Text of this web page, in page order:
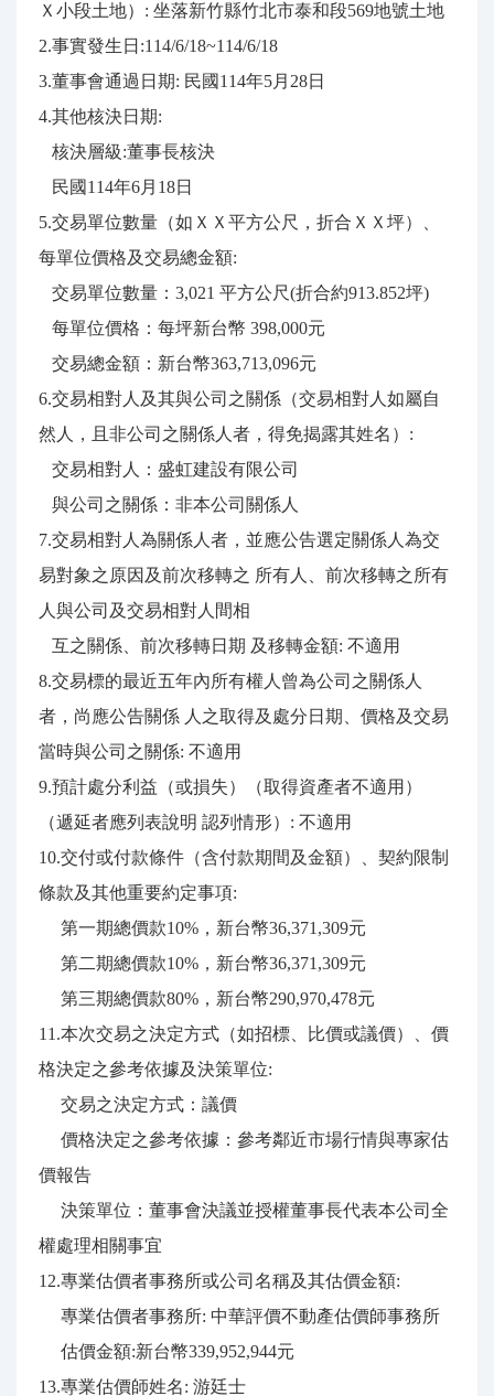
Ｘ小段土地）: 坐落新竹縣竹北市泰和段569地號土地
2.事實發生日:114/6/18~114/6/18
3.董事會通過日期: 民國114年5月28日
4.其他核決日期:
核決層級:董事長核決
民國114年6月18日
5.交易單位數量（如ＸＸ平方公尺，折合ＸＸ坪）、
每單位價格及交易總金額:
交易單位數量：3,021 平方公尺(折合約913.852坪)
每單位價格：每坪新台幣 398,000元
交易總金額：新台幣363,713,096元
6.交易相對人及其與公司之關係（交易相對人如屬自
然人，且非公司之關係人者，得免揭露其姓名）:
交易相對人：盛虹建設有限公司
與公司之關係：非本公司關係人
7.交易相對人為關係人者，並應公告選定關係人為交
易對象之原因及前次移轉之 所有人、前次移轉之所有
人與公司及交易相對人間相
互之關係、前次移轉日期 及移轉金額: 不適用
8.交易標的最近五年內所有權人曾為公司之關係人
者，尚應公告關係 人之取得及處分日期、價格及交易
當時與公司之關係: 不適用
9.預計處分利益（或損失）（取得資產者不適用）
（遞延者應列表說明 認列情形）: 不適用
10.交付或付款條件（含付款期間及金額）、契約限制
條款及其他重要約定事項:
第一期總價款10%，新台幣36,371,309元
第二期總價款10%，新台幣36,371,309元
第三期總價款80%，新台幣290,970,478元
11.本次交易之決定方式（如招標、比價或議價）、價
格決定之參考依據及決策單位:
交易之決定方式：議價
價格決定之參考依據：參考鄰近市場行情與專家估
價報告
決策單位：董事會決議並授權董事長代表本公司全
權處理相關事宜
12.專業估價者事務所或公司名稱及其估價金額:
專業估價者事務所: 中華評價不動產估價師事務所
估價金額:新台幣339,952,944元
13.專業估價師姓名: 游廷士